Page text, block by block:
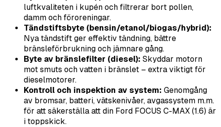
luftkvaliteten i kupén och filtrerar bort pollen,
damm och föroreningar.
Tändstiftsbyte (bensin/etanol/biogas/hybrid):
Nya tändstift ger effektiv tändning, bättre
bränsleförbrukning och jämnare gång.
Byte av bränslefilter (diesel): Skyddar motorn
mot smuts och vatten i bränslet – extra viktigt för
dieselmotorer.
Kontroll och inspektion av system: Genomgång
av bromsar, batteri, vätskenivåer, avgassystem m.m.
för att säkerställa att din Ford FOCUS C-MAX (1.6) är
i toppskick.